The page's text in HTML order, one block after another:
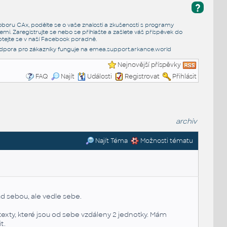
?
CAx, podělte se o vaše znalosti a zkušenosti s programy
Zaregistrujte se nebo se přihlašte a zašlete váš příspěvek do
se v naší Facebook poradně.
pro zákazníky funguje na emea.support.arkance.world
Nejnovější příspěvky
FAQ
Najít Události Registrovat Přihlásit
archiv
Najít Téma Možnosti tématu
sebou, ale vedle sebe.
které jsou od sebe vzdáleny 2 jednotky. Mám